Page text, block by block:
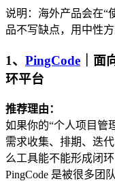
说明：海外产品会在“
品不写缺点，用中性
1、 PingCode ｜
环平台
推荐理由：
如果你的“个人项目管
需求收集、排期、迭
么工具能不能形成闭
PingCode 是被很多团